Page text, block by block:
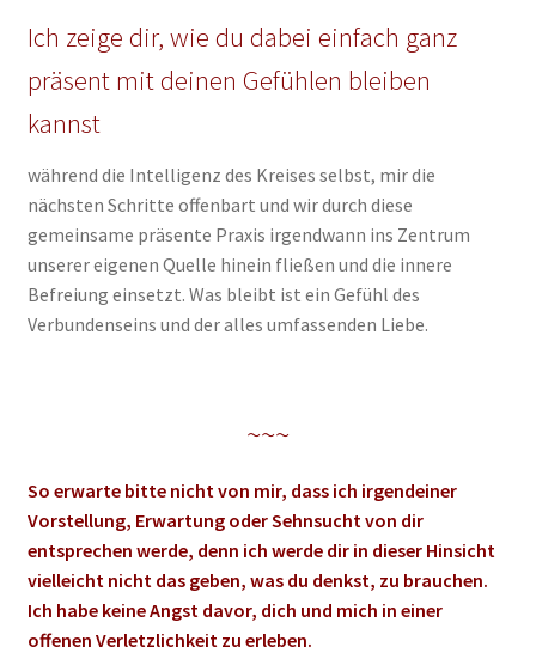
Ich zeige dir, wie du dabei einfach ganz
präsent mit deinen Gefühlen bleiben
kannst
während die Intelligenz des Kreises selbst, mir die
nächsten Schritte offenbart und wir durch diese
gemeinsame präsente Praxis irgendwann ins Zentrum
unserer eigenen Quelle hinein fließen und die innere
Befreiung einsetzt. Was bleibt ist ein Gefühl des
Verbundenseins und der alles umfassenden Liebe.
~~~
So erwarte bitte nicht von mir, dass ich irgendeiner
Vorstellung, Erwartung oder Sehnsucht von dir
entsprechen werde, denn ich werde dir in dieser Hinsicht
vielleicht nicht das geben, was du denkst, zu brauchen.
Ich habe keine Angst davor, dich und mich in einer
offenen Verletzlichkeit zu erleben.